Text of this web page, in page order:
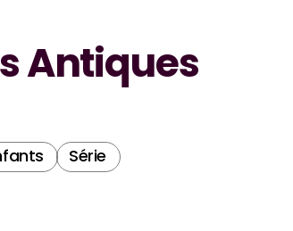
Antiques
Série